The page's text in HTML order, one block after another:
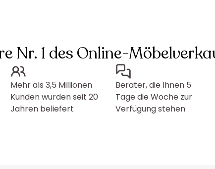
Nr. 1 des Online-
Mehr als 3,5 Millionen
Kunden wurden seit 20
Jahren beliefert
Berater, die Ihnen 5
Tage die Woche zur
Verfügung stehen